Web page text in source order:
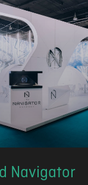
Navigator